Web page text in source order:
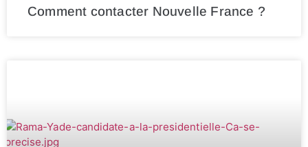
Comment contacter Nouvelle France ?